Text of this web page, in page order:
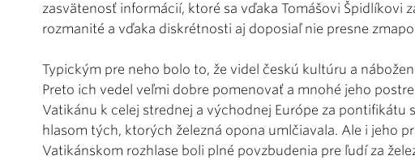
zasvätenosť informácií, ktoré sa vďaka Tomášovi Špidlíkovi
rozmanité a vďaka diskrétnosti aj doposiaľ nie presne
Typickým pre neho bolo to, že videl českú kultúru a
Preto ich vedel veľmi dobre pomenovať a mnohé jeho
Vatikánu k celej strednej a východnej Európe za pontifikátu
hlasom tých, ktorých železná opona umlčiavala. Ale i jeho
Vatikánskom rozhlase boli plné povzbudenia pre ľudí za